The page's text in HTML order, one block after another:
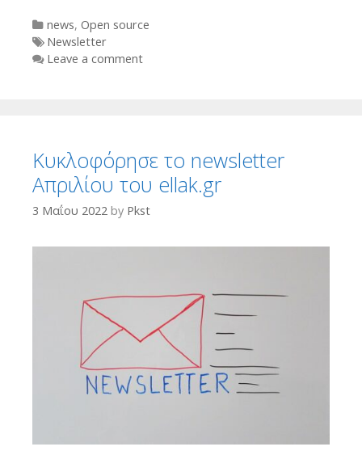
Categories
news, Open source
Tags
Newsletter
Leave a comment
Κυκλοφόρησε το newsletter
Απριλίου του ellak.gr
3 Μαΐου 2022 by Pkst